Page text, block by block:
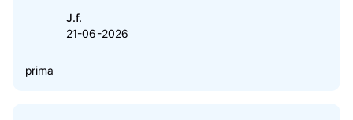
J.f.
21-06-2026
prima